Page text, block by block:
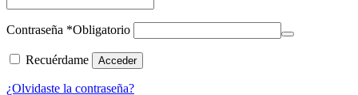
Contraseña *Obligatorio
Recuérdame Acceder
¿Olvidaste la contraseña?